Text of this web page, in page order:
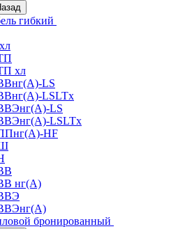
гибкий
хл
LS
LSLTx
LS
LSLTx
HF
нг(А)
бронированный